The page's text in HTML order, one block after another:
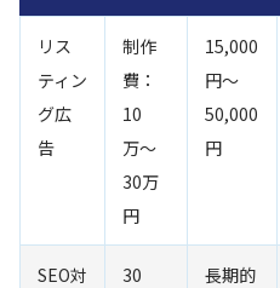
リス
ティン
グ広
告
制作
費：
10
万〜
30万
円
15,000
円〜
50,000
円
SEO対
30
長期的